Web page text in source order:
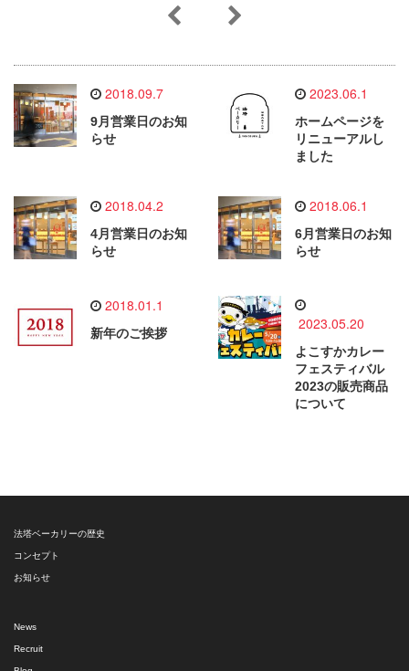
2018.09.7
9月営業日のお知
らせ
2023.06.1
ホームページを
リニューアルし
ました
2018.04.2
4月営業日のお知
らせ
2018.06.1
6月営業日のお知
らせ
2018.01.1
新年のご挨拶
2023.05.20
よこすかカレー
フェスティバル
2023の販売商品
について
法塔ベーカリーの歴史
コンセプト
お知らせ
News
Recruit